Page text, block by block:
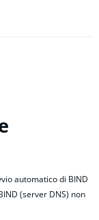
automatico di BIND
(server DNS) non